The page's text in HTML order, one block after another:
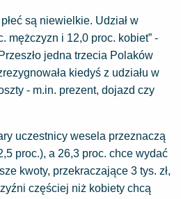
są niewielkie. Udział w
mężczyzn i 12,0 proc. kobiet” -
jedna trzecia Polaków
kiedyś z udziału w
- m.in. prezent, dojazd czy
uczestnicy wesela przeznaczą
proc.), a 26,3 proc. chce wydać
kwoty, przekraczające 3 tys. zł,
częściej niż kobiety chcą